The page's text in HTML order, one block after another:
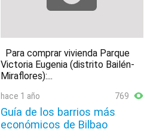
Para comprar vivienda Parque
Victoria Eugenia (distrito Bailén-
Miraflores):...
hace 1 año 769
Guía de los barrios más
económicos de Bilbao